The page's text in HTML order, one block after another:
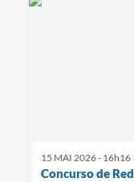
15 MAI 2026 - 16h16
Concurso de